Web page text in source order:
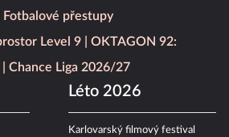
Fotbalové přestupy
Level 9
OKTAGON 92:
Chance Liga 2026/27
Léto 2026
Karlovarský filmový festival